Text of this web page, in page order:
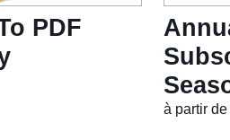
PDF
à partir